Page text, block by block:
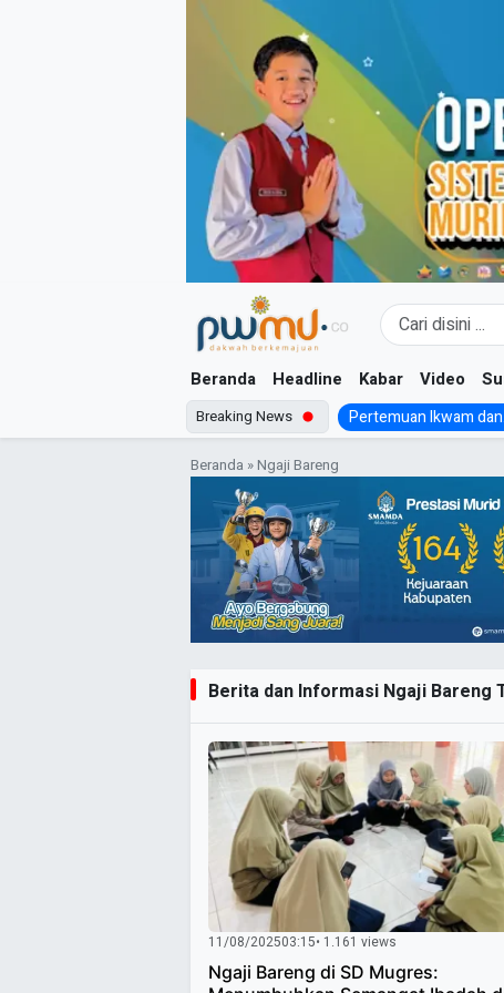
Beranda Headline Kabar Video
Breaking News Pertemuan Ikwam
Beranda »Ngaji Bareng
Berita dan Informasi Ngaji Bareng
11/08/202503:15• 1.161 views
Ngaji Bareng di SD Mugres: